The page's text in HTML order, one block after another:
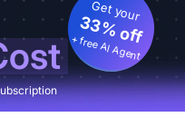
Get your
33% off
+ free AI Agent